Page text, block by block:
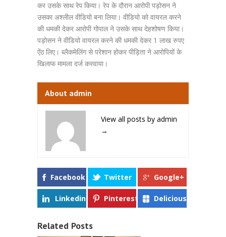
कर उसके साथ रेप किया। रेप के दौरान आरोपी पड़ोसन ने
उसका अश्लील वीडियो बना लिया। वीडियो को वायरल करने
की धमकी देकर आरोपी गोपाल ने उसके साथ देहशोषण किया।
पड़ोसन ने वीडियो वायरल करने की धमकी देकर 1 लाख रुपए
ऐंठ लिए। ब्लैकमेलिंग से परेशान होकर पीड़िता ने आरोपियों के
खिलाफ मामला दर्ज करवाया।
About admin
View all posts by admin
→
Facebook Twitter Google+
Linkedin Pinterest Delicious
Related Posts